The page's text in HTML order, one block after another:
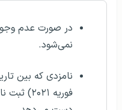
در صورت عدم
نمی‌شود.
فوریه